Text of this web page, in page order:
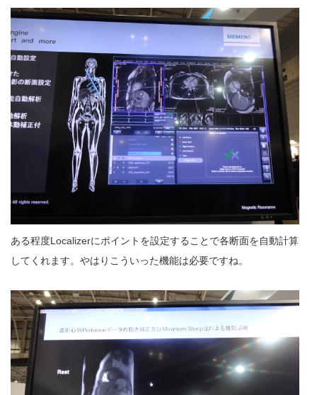
ある程度Localizerにポイントを設定することで各断面を自動計算
してくれます。やはりこういった機能は必要ですね。